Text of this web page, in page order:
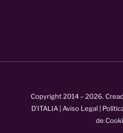
Copyright 2014 –2026.
D’ITALIA Aviso Legal
de